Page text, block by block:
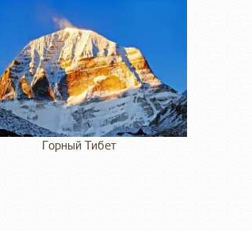
Горный Тибет